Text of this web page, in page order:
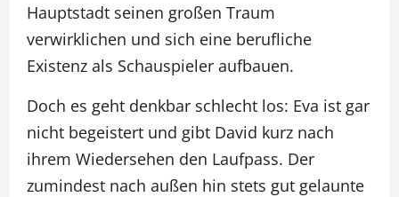
Hauptstadt seinen großen Traum
verwirklichen und sich eine berufliche
Existenz als Schauspieler aufbauen.
Doch es geht denkbar schlecht los: Eva ist gar
nicht begeistert und gibt David kurz nach
ihrem Wiedersehen den Laufpass. Der
zumindest nach außen hin stets gut gelaunte